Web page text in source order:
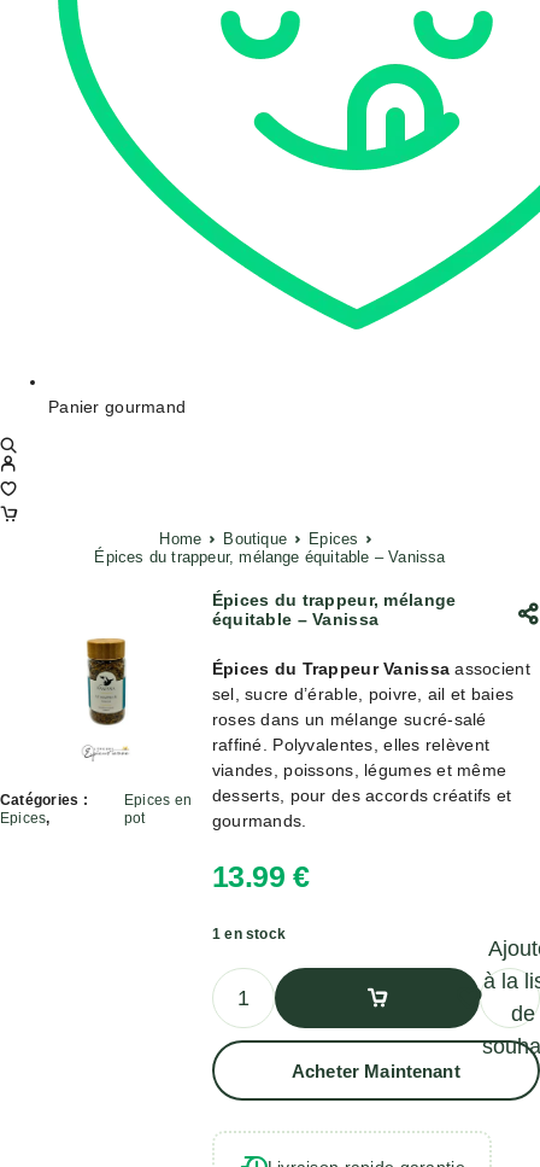
Panier gourmand
Home Boutique
Epices
Épices du trappeur, mélange équitable – Vanissa
Catégories :
Epices,
Epices en
pot
Épices du trappeur, mélange
équitable – Vanissa
Épices du Trappeur Vanissa associent
sel, sucre d’érable, poivre, ail et baies
roses dans un mélange sucré-salé
raffiné. Polyvalentes, elles relèvent
viandes, poissons, légumes et même
desserts, pour des accords créatifs et
gourmands.
13.99 €
1 en stock
Panier
à la
de
Acheter Maintenant